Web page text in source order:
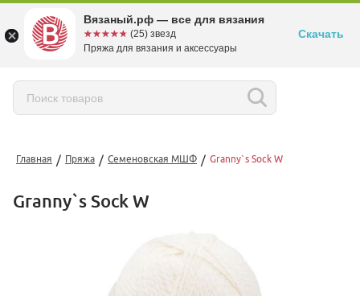
Главная / Пряжа / Семеновская МШФ / Granny`s Sock W
Granny`s Sock W
Вязаный.рф — все для вязания
☆☆☆☆☆
★★★★★ (25) звезд
Пряжа для вязания и аксессуары
Скачать